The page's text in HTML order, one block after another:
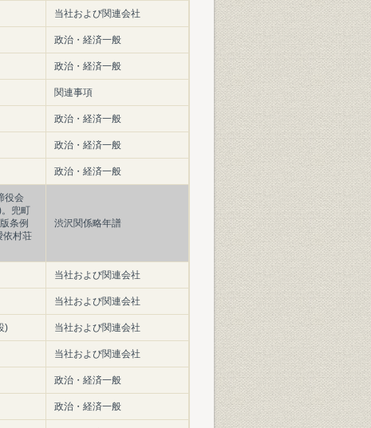
当社および関連会社
政治・経済一般
政治・経済一般
関連事項
政治・経済一般
政治・経済一般
政治・経済一般
役会
兜町
条例
依村荘
渋沢関係略年譜
当社および関連会社
当社および関連会社
) 当社および関連会社
当社および関連会社
政治・経済一般
政治・経済一般